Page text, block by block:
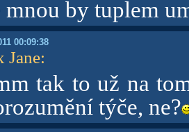
mnou by tuplem
00:09:38
Jane:
tak to už na
týče, ne?